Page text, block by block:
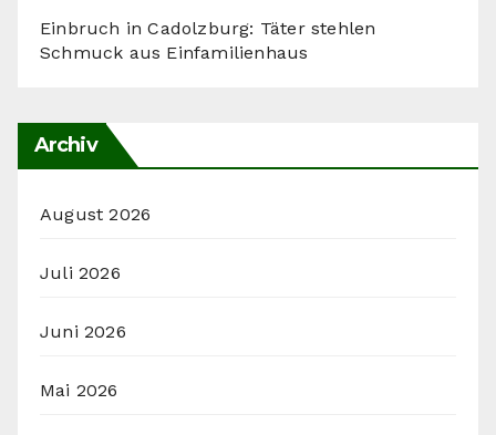
Einbruch in Cadolzburg: Täter stehlen
Schmuck aus Einfamilienhaus
Archiv
August 2026
Juli 2026
Juni 2026
Mai 2026